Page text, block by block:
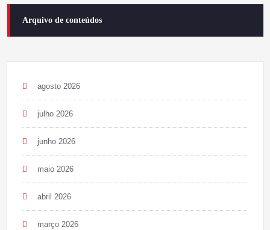
Arquivo de conteúdos
agosto 2026
julho 2026
junho 2026
maio 2026
abril 2026
março 2026